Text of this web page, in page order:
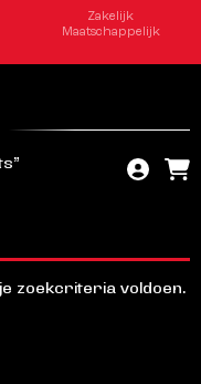
Zakelijk
Maatschappelijk
zoekcriteria voldoen.